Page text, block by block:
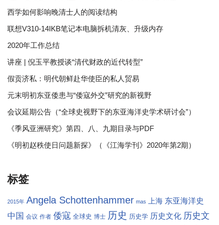
西学如何影响晚清士人的阅读结构
联想V310-14IKB笔记本电脑拆机清灰、升级内存
2020年工作总结
讲座 | 倪玉平教授谈“清代财政的近代转型”
假贡济私：明代朝鲜赴华使臣的私人贸易
元末明初东亚倭患与“倭寇外交”研究的新视野
会议延期公告（“全球史视野下的东亚海洋史学术研讨会”）
《季风亚洲研究》第四、八、九期目录与PDF
《明初赵秩使日问题新探》（《江海学刊》2020年第2期）
标签
2015年 Angela Schottenhammer mas 上海 东亚海洋史
中国 会议 作者 倭寇 全球史 博士 历史 历史学 历史文化 历史文